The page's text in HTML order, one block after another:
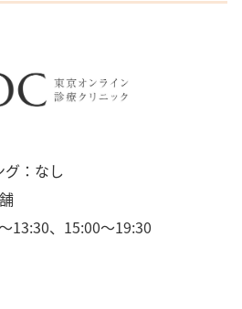
グ：なし
13:30、15:00〜19:30